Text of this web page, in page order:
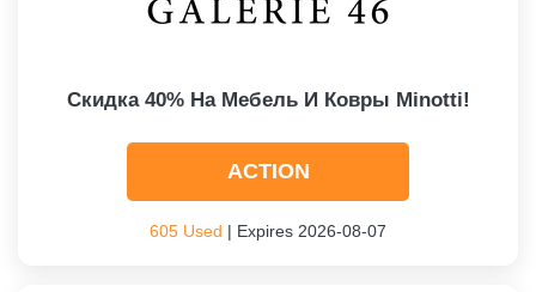
Скидка 40% На Мебель И Ковры Minotti!
ACTION
605 Used | Expires 2026-08-07